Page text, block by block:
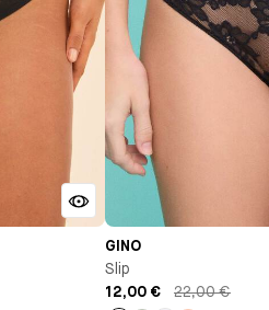
GINO
Slip
12,00 €
22,00 €